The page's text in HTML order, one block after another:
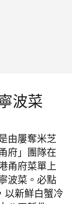
波菜
由屢奪米芝
府」團隊在
甬府菜單上
波菜。必點
以新鮮白蟹冷